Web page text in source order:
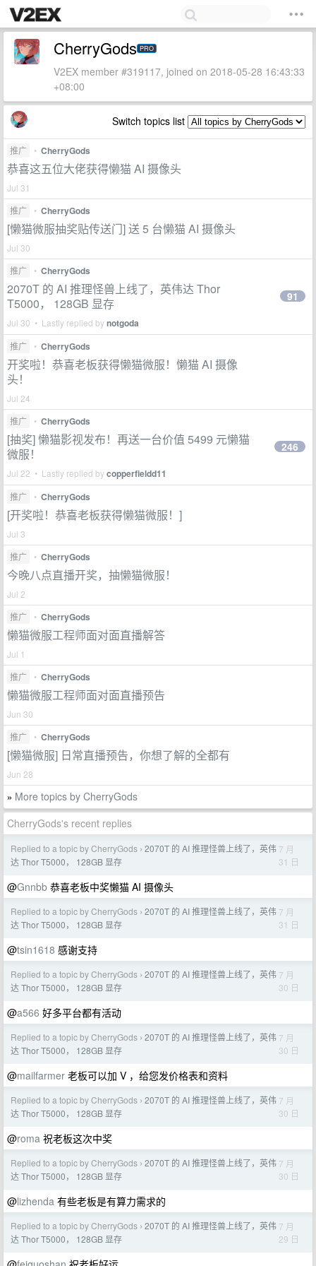
CherryGods PRO
V2EX member #319117, joined on 2018-05-28 16:43:33
+08:00
Switch topics list
推广 • CherryGods
恭喜这五位大佬获得懒猫 AI 摄像头
Jul 31
推广
• CherryGods
[懒猫微服抽奖贴传送门] 送 5 台懒猫 AI 摄像头
Jul 30
推广
• CherryGods
2070T 的 AI 推理怪兽上线了，英伟达 Thor
T5000， 128GB 显存
Jul 30 • Lastly replied bynotgoda
91
推广 • CherryGods
开奖啦！恭喜老板获得懒猫微服！懒猫 AI 摄像
头！
Jul 24
推广
• CherryGods
[抽奖] 懒猫影视发布！再送一台价值 5499 元懒猫
微服！
Jul 22 • Lastly replied bycopperfieldd11
246
推广 • CherryGods
[开奖啦！恭喜老板获得懒猫微服！]
Jul 3
推广
• CherryGods
今晚八点直播开奖，抽懒猫微服！
Jul 2
推广
• CherryGods
懒猫微服工程师面对面直播解答
Jul 1
推广
• CherryGods
懒猫微服工程师面对面直播预告
Jun 30
推广
• CherryGods
[懒猫微服] 日常直播预告，你想了解的全都有
Jun 28
» More topics by CherryGods
CherryGods's recent replies
Replied to a topic by CherryGods › 2070T 的 AI 推理怪兽上线了，英伟
达 Thor T5000， 128GB 显存
7 月
31 日
@Gnnbb 恭喜老板中奖懒猫 AI 摄像头
Replied to a topic by CherryGods › 2070T 的 AI 推理怪兽上线了，英伟
达 Thor T5000， 128GB 显存
7 月
31 日
@tsin1618 感谢支持
Replied to a topic by CherryGods › 2070T 的 AI 推理怪兽上线了，英伟
达 Thor T5000， 128GB 显存
7 月
30 日
@a566 好多平台都有活动
Replied to a topic by CherryGods › 2070T 的 AI 推理怪兽上线了，英伟
达 Thor T5000， 128GB 显存
7 月
30 日
@mailfarmer 老板可以加 V ，给您发价格表和资料
Replied to a topic by CherryGods › 2070T 的 AI 推理怪兽上线了，英伟
达 Thor T5000， 128GB 显存
7 月
30 日
@roma 祝老板这次中奖
Replied to a topic by CherryGods › 2070T 的 AI 推理怪兽上线了，英伟
达 Thor T5000， 128GB 显存
7 月
30 日
@lizhenda 有些老板是有算力需求的
Replied to a topic by CherryGods › 2070T 的 AI 推理怪兽上线了，英伟
达 Thor T5000， 128GB 显存
7 月
29 日